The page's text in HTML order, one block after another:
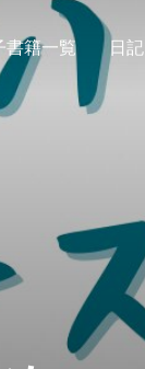
書籍一覧 日記